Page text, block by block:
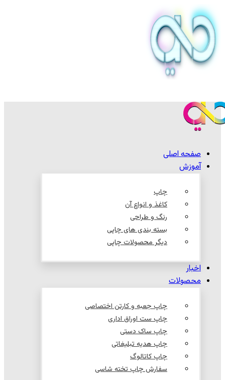
صفحه اصلی
آموزش
چاپ
کاغذ و انواع آن
رنگ و طراحی
بسته بندی های چاپی
دیگر محصولات چاپی
اخبار
محصولات
چاپ جعبه و کارتن اختصاصی
چاپ ست اوراق اداری
چاپ ساک دستی
چاپ هدیه تبلیغاتی
چاپ کاتالوگ
سفارش چاپ تخته شاسی